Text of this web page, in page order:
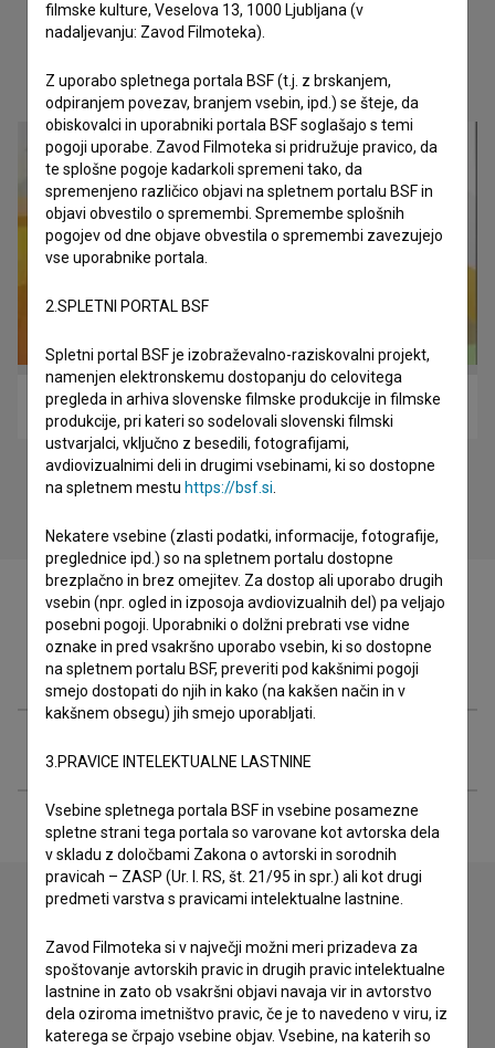
Oglejte si
Klanec do doma (2011)
Filmografija (1)
Razširjeni podatki
Stik z uredništvom
Spoštovani, s pomočjo spodnjega obrazca lahko stopite v
stik z uredništvom Baze slovenskih filmov. Veseli bomo vaših
odzivov.
filmske kulture, Veselova 13, 1000 Ljubljana (v
nadaljevanju: Zavod Filmoteka).
Z uporabo spletnega portala BSF (t.j. z brskanjem,
odpiranjem povezav, branjem vsebin, ipd.) se šteje, da
obiskovalci in uporabniki portala BSF soglašajo s temi
pogoji uporabe. Zavod Filmoteka si pridružuje pravico, da
te splošne pogoje kadarkoli spremeni tako, da
spremenjeno različico objavi na spletnem portalu BSF in
objavi obvestilo o spremembi. Spremembe splošnih
pogojev od dne objave obvestila o spremembi zavezujejo
vse uporabnike portala.
2.SPLETNI PORTAL BSF
Spletni portal BSF je izobraževalno-raziskovalni projekt,
namenjen elektronskemu dostopanju do celovitega
pregleda in arhiva slovenske filmske produkcije in filmske
produkcije, pri kateri so sodelovali slovenski filmski
ustvarjalci, vključno z besedili, fotografijami,
avdiovizualnimi deli in drugimi vsebinami, ki so dostopne
na spletnem mestu https://bsf.si
Nekatere vsebine (zlasti podatki, informacije, fotografije,
preglednice ipd.) so na spletnem portalu dostopne
brezplačno in brez omejitev. Za dostop ali uporabo drugih
vsebin (npr. ogled in izposoja avdiovizualnih del) pa veljajo
posebni pogoji. Uporabniki o dolžni prebrati vse vidne
oznake in pred vsakršno uporabo vsebin, ki so dostopne
na spletnem portalu BSF, preveriti pod kakšnimi pogoji
smejo dostopati do njih in kako (na kakšen način in v
kakšnem obsegu) jih smejo uporabljati.
3.PRAVICE INTELEKTUALNE LASTNINE
Vsebine spletnega portala BSF in vsebine posamezne
spletne strani tega portala so varovane kot avtorska dela
v skladu z določbami Zakona o avtorski in sorodnih
pravicah – ZASP (Ur. l. RS, št. 21/95 in spr.) ali kot drugi
predmeti varstva s pravicami intelektualne lastnine.
Zavod Filmoteka si v največji možni meri prizadeva za
spoštovanje avtorskih pravic in drugih pravic intelektualne
lastnine in zato ob vsakršni objavi navaja vir in avtorstvo
dela oziroma imetništvo pravic, če je to navedeno v viru, iz
katerega se črpajo vsebine objav. Vsebine, na katerih so